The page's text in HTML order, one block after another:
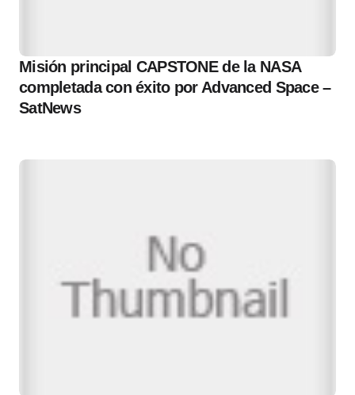
Misión principal CAPSTONE de la NASA
completada con éxito por Advanced Space –
SatNews